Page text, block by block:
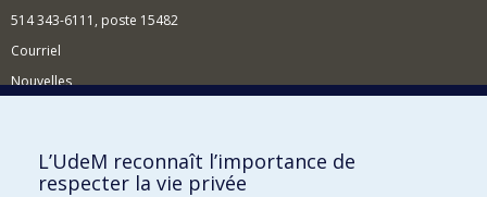
514 343-6111, poste 15482
Courriel
Nouvelles
Comment soutenir le Département?
BESOIN D'AIDE?
L’UdeM reconnaît l’importance de
respecter la vie privée